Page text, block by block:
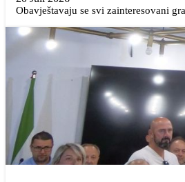
Obavještavaju se svi zainteresovani